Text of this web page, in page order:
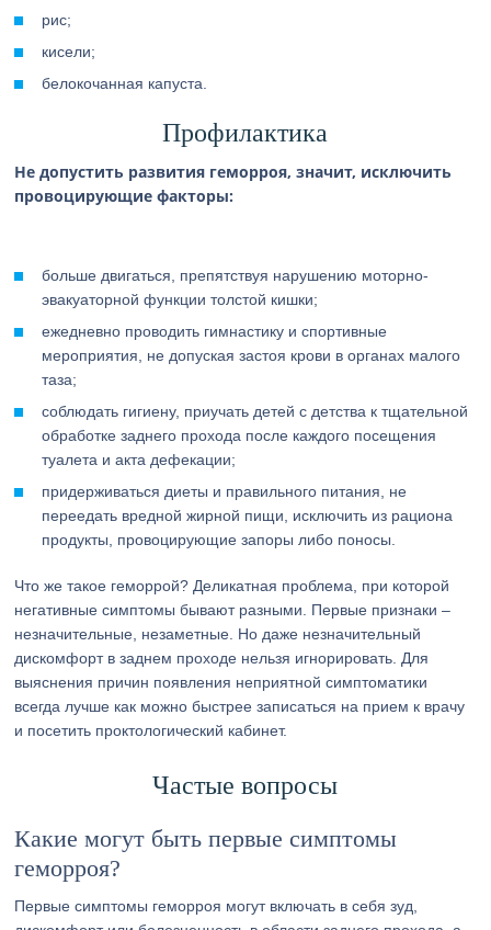
рис;
кисели;
белокочанная капуста.
Профилактика
Не допустить развития геморроя, значит, исключить
провоцирующие факторы:
больше двигаться, препятствуя нарушению моторно-
эвакуаторной функции толстой кишки;
ежедневно проводить гимнастику и спортивные
мероприятия, не допуская застоя крови в органах малого
таза;
соблюдать гигиену, приучать детей с детства к тщательной
обработке заднего прохода после каждого посещения
туалета и акта дефекации;
придерживаться диеты и правильного питания, не
переедать вредной жирной пищи, исключить из рациона
продукты, провоцирующие запоры либо поносы.
Что же такое геморрой? Деликатная проблема, при которой
негативные симптомы бывают разными. Первые признаки –
незначительные, незаметные. Но даже незначительный
дискомфорт в заднем проходе нельзя игнорировать. Для
выяснения причин появления неприятной симптоматики
всегда лучше как можно быстрее записаться на прием к врачу
и посетить проктологический кабинет.
Частые вопросы
Какие могут быть первые симптомы
геморроя?
Первые симптомы геморроя могут включать в себя зуд,